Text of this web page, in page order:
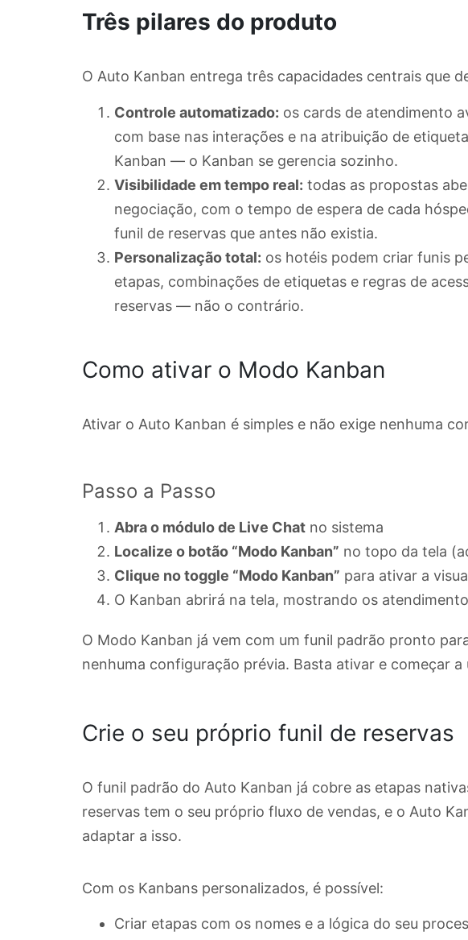
Três pilares do produto
O Auto Kanban entrega três capacidades centrais que
Controle automatizado: os cards de atendimento
com base nas interações e na atribuição de
Kanban — o Kanban se gerencia sozinho.
Visibilidade em tempo real: todas as propostas
negociação, com o tempo de espera de cada
funil de reservas que antes não existia.
Personalização total: os hotéis podem criar funis
etapas, combinações de etiquetas e regras de
reservas — não o contrário.
Como ativar o Modo Kanban
Ativar o Auto Kanban é simples e não exige nenhuma
Passo a Passo
Abra o módulo de Live Chat no sistema
Localize o botão “Modo Kanban” no topo da tela
Clique no toggle “Modo Kanban” para ativar a
O Kanban abrirá na tela, mostrando os
O Modo Kanban já vem com um funil padrão pronto
nenhuma configuração prévia. Basta ativar e começar a
Crie o seu próprio funil de reservas
O funil padrão do Auto Kanban já cobre as etapas
reservas tem o seu próprio fluxo de vendas, e o Auto
adaptar a isso.
Com os Kanbans personalizados, é possível:
Criar etapas com os nomes e a lógica do seu